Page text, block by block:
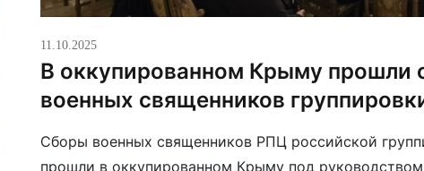
11.10.2025
В оккупированном Крыму прошли
военных священников
Сборы военных священников РПЦ российской
прошли в оккупированном Крыму под руководством